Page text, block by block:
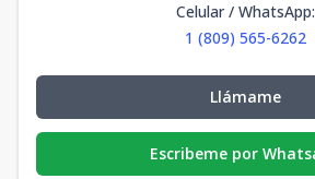
Celular / WhatsApp:
1 (809) 565-6262
Llámame
Escribeme por